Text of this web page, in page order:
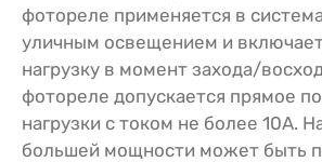
фотореле применяется в
уличным освещением и
нагрузку в момент захода/
фотореле допускается прямое
нагрузки с током не более 10А.
большей мощности может быть